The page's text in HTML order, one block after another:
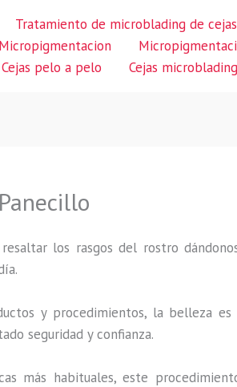
Tratamiento de microblading de cejas
Micropigmentacion
Cejas pelo a pelo Cejas microblading
los rasgos del rostro
y procedimientos, la belleza
seguridad y confianza.
más habituales, este